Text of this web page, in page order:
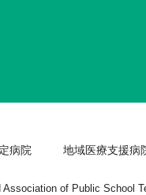
病院 地域医療支援病
of Public School